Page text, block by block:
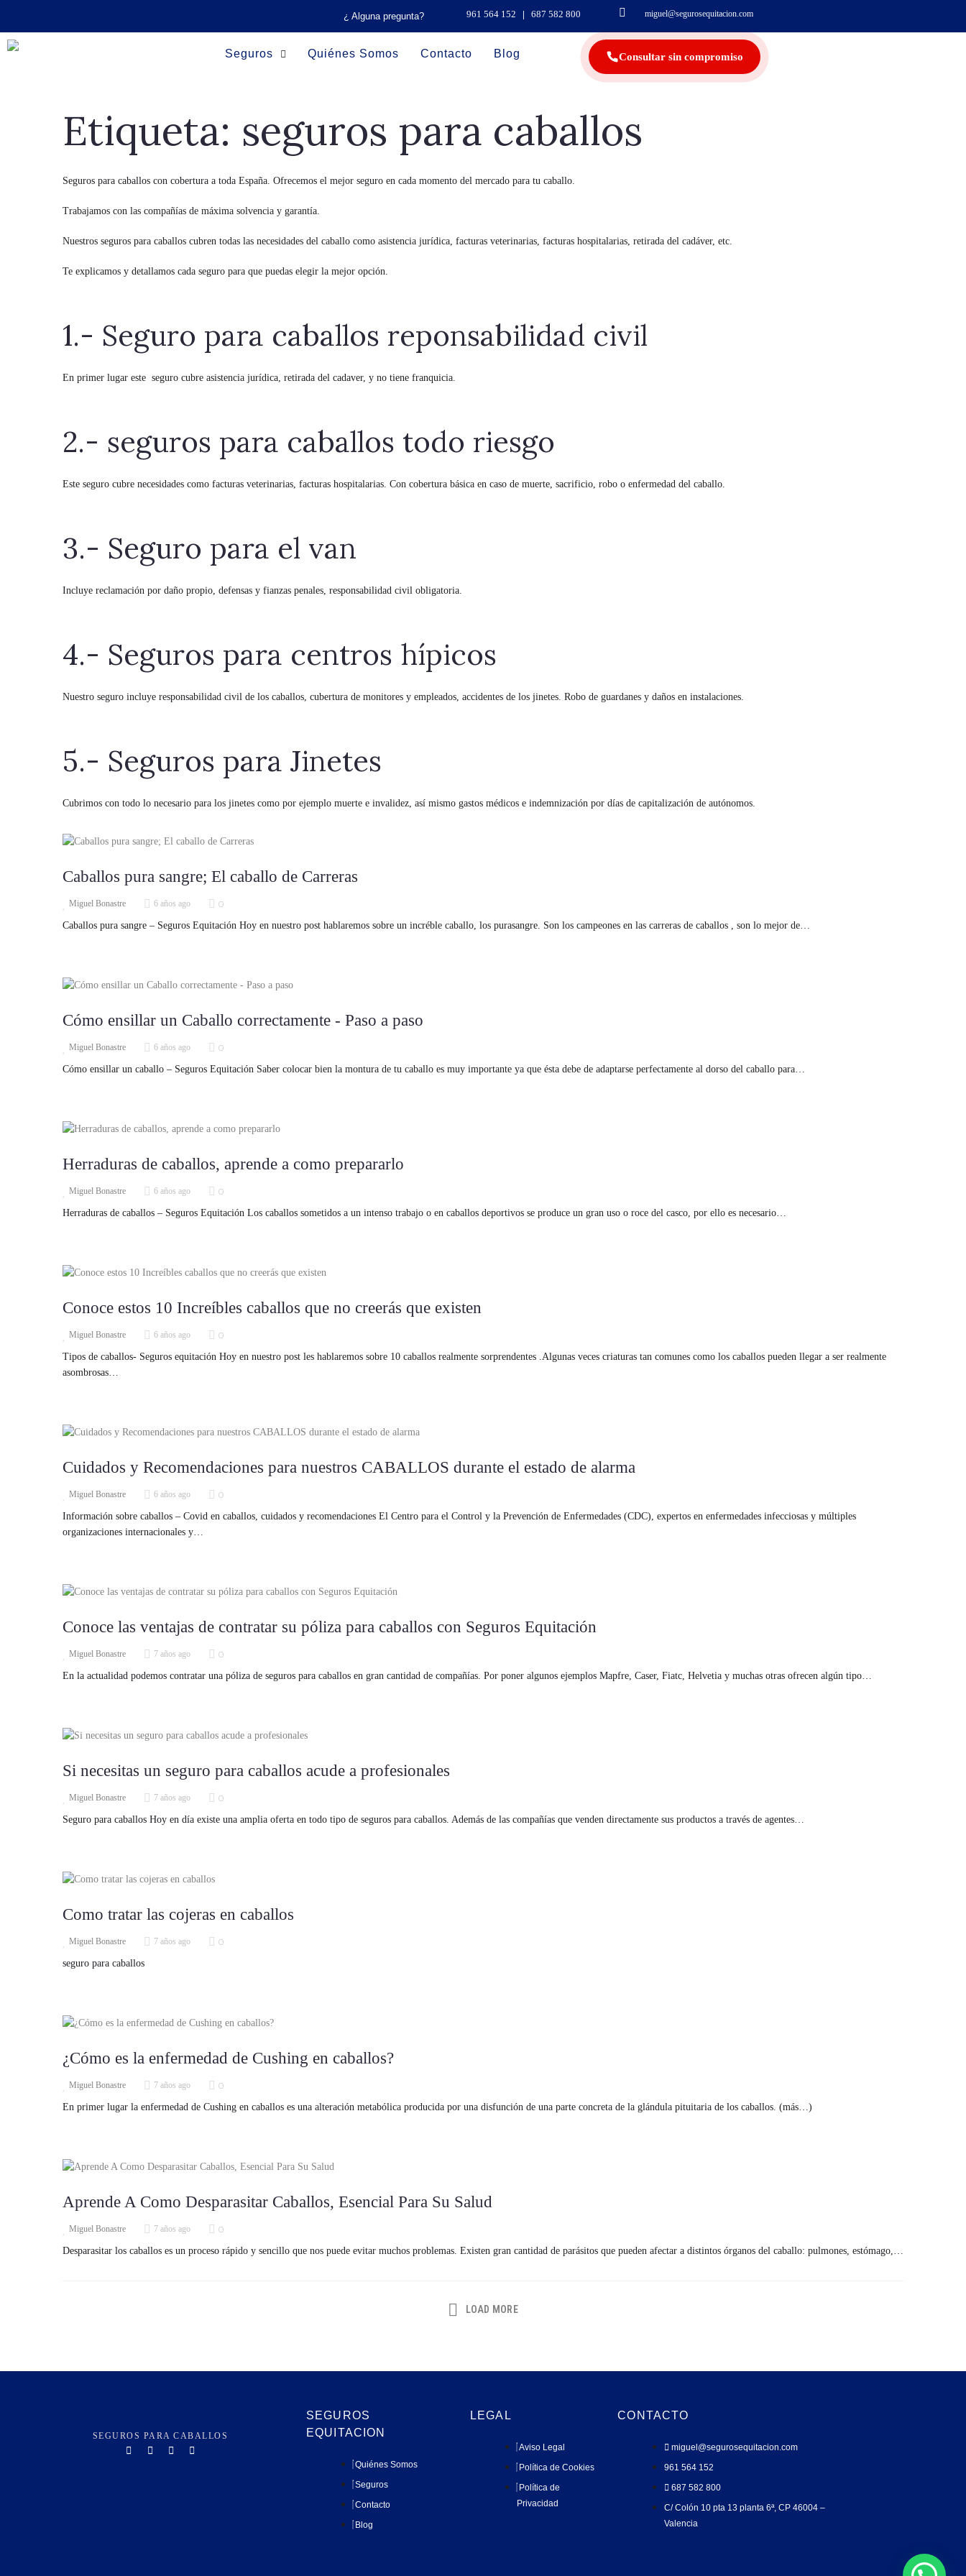
¿ Alguna pregunta? 961 564 152 | 687 582 800 miguel@segurosequitacion.com
Seguros Quiénes Somos Contacto Blog Consultar sin compromiso
Etiqueta: seguros para caballos
Seguros para caballos con cobertura a toda España. Ofrecemos el mejor seguro en cada momento del mercado para tu caballo.
Trabajamos con las compañías de máxima solvencia y garantía.
Nuestros seguros para caballos cubren todas las necesidades del caballo como asistencia jurídica, facturas veterinarias, facturas hospitalarias, retirada del cadáver, etc.
Te explicamos y detallamos cada seguro para que puedas elegir la mejor opción.
1.- Seguro para caballos reponsabilidad civil
En primer lugar este seguro cubre asistencia jurídica, retirada del cadaver, y no tiene franquicia.
2.- seguros para caballos todo riesgo
Este seguro cubre necesidades como facturas veterinarias, facturas hospitalarias. Con cobertura básica en caso de muerte, sacrificio, robo o enfermedad del caballo.
3.- Seguro para el van
Incluye reclamación por daño propio, defensas y fianzas penales, responsabilidad civil obligatoria.
4.- Seguros para centros hípicos
Nuestro seguro incluye responsabilidad civil de los caballos, cubertura de monitores y empleados, accidentes de los jinetes. Robo de guardanes y daños en instalaciones.
5.- Seguros para Jinetes
Cubrimos con todo lo necesario para los jinetes como por ejemplo muerte e invalidez, así mismo gastos médicos e indemnización por días de capitalización de autónomos.
Caballos pura sangre; El caballo de Carreras
Miguel Bonastre 6 años ago 0
Caballos pura sangre – Seguros Equitación Hoy en nuestro post hablaremos sobre un incréble caballo, los purasangre. Son los campeones en las carreras de caballos , son lo mejor de…
Cómo ensillar un Caballo correctamente - Paso a paso
Miguel Bonastre 6 años ago 0
Cómo ensillar un caballo – Seguros Equitación Saber colocar bien la montura de tu caballo es muy importante ya que ésta debe de adaptarse perfectamente al dorso del caballo para…
Herraduras de caballos, aprende a como prepararlo
Miguel Bonastre 6 años ago 0
Herraduras de caballos – Seguros Equitación Los caballos sometidos a un intenso trabajo o en caballos deportivos se produce un gran uso o roce del casco, por ello es necesario…
Conoce estos 10 Increíbles caballos que no creerás que existen
Miguel Bonastre 6 años ago 0
Tipos de caballos- Seguros equitación Hoy en nuestro post les hablaremos sobre 10 caballos realmente sorprendentes .Algunas veces criaturas tan comunes como los caballos pueden llegar a ser realmente
asombrosas…
Cuidados y Recomendaciones para nuestros CABALLOS durante el estado de alarma
Miguel Bonastre 6 años ago 0
Información sobre caballos – Covid en caballos, cuidados y recomendaciones El Centro para el Control y la Prevención de Enfermedades (CDC), expertos en enfermedades infecciosas y múltiples
organizaciones internacionales y…
Conoce las ventajas de contratar su póliza para caballos con Seguros Equitación
Miguel Bonastre 7 años ago 0
En la actualidad podemos contratar una póliza de seguros para caballos en gran cantidad de compañías. Por poner algunos ejemplos Mapfre, Caser, Fiatc, Helvetia y muchas otras ofrecen algún tipo…
Si necesitas un seguro para caballos acude a profesionales
Miguel Bonastre 7 años ago 0
Seguro para caballos Hoy en día existe una amplia oferta en todo tipo de seguros para caballos. Además de las compañías que venden directamente sus productos a través de agentes…
Como tratar las cojeras en caballos
Miguel Bonastre 7 años ago 0
seguro para caballos
¿Cómo es la enfermedad de Cushing en caballos?
Miguel Bonastre 7 años ago 0
En primer lugar la enfermedad de Cushing en caballos es una alteración metabólica producida por una disfunción de una parte concreta de la glándula pituitaria de los caballos. (más…)
Aprende A Como Desparasitar Caballos, Esencial Para Su Salud
Miguel Bonastre 7 años ago 0
Desparasitar los caballos es un proceso rápido y sencillo que nos puede evitar muchos problemas. Existen gran cantidad de parásitos que pueden afectar a distintos órganos del caballo: pulmones, estómago,…
LOAD MORE
SEGUROS PARA CABALLOS
SEGUROS
EQUITACION
Quiénes Somos
Seguros
Contacto
Blog
LEGAL
Aviso Legal
Política de Cookies
Política de
Privacidad
CONTACTO
miguel@segurosequitacion.com
961 564 152
687 582 800
C/ Colón 10 pta 13 planta 6ª, CP 46004 –
Valencia